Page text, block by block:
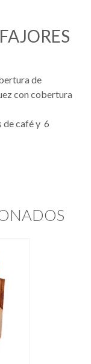
de
con cobertura
de café y 6